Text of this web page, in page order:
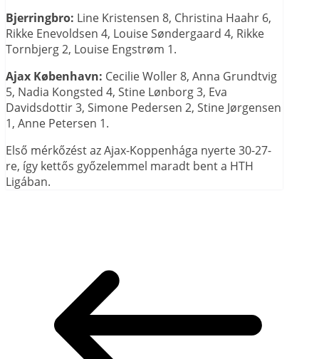
Bjerringbro: Line Kristensen 8, Christina Haahr 6,
Rikke Enevoldsen 4, Louise Søndergaard 4, Rikke
Tornbjerg 2, Louise Engstrøm 1.
Ajax København: Cecilie Woller 8, Anna Grundtvig
5, Nadia Kongsted 4, Stine Lønborg 3, Eva
Davidsdottir 3, Simone Pedersen 2, Stine Jørgensen
1, Anne Petersen 1.
Első mérkőzést az Ajax-Koppenhága nyerte 30-27-
re, így kettős győzelemmel maradt bent a HTH
Ligában.